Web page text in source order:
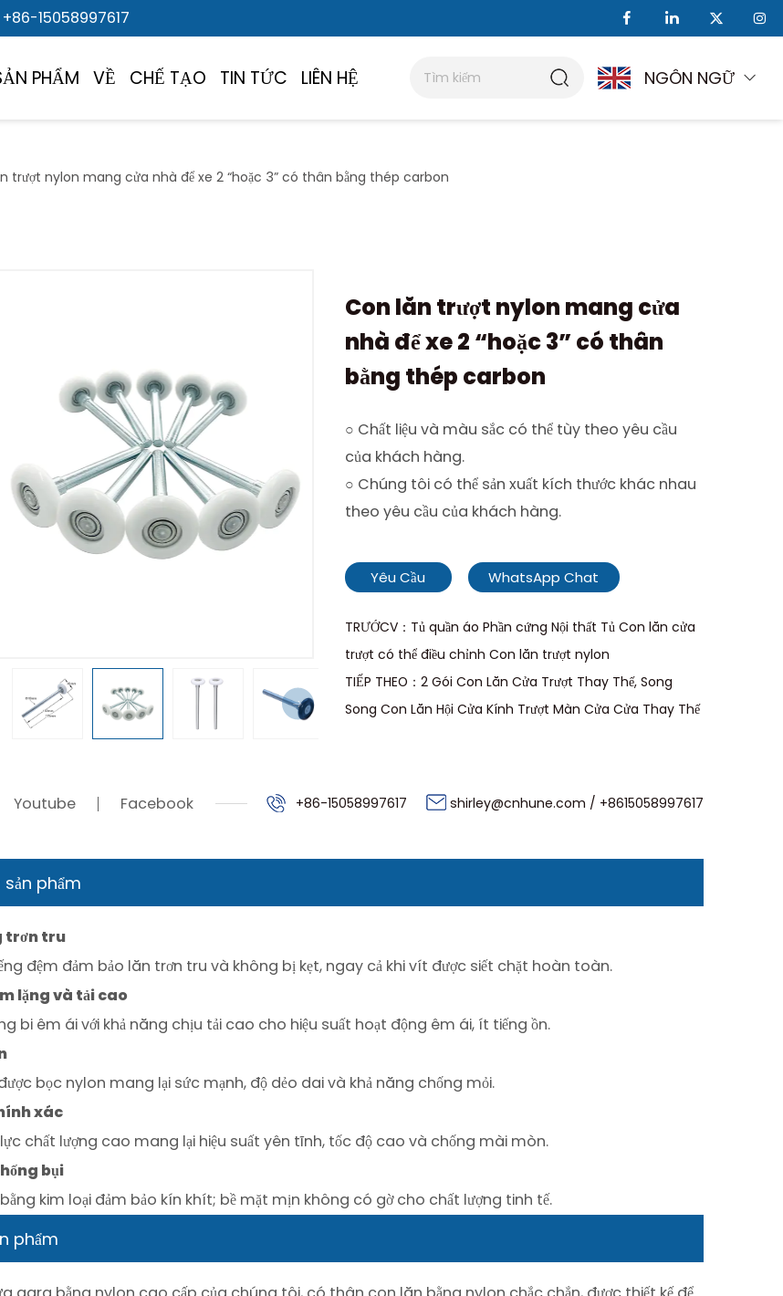
+86-15058997617
PHẨM VỀ CHẾ TẠO TIN TỨC LIÊN HỆ NGÔN NGỮ
trượt nylon mang cửa nhà để xe 2 “hoặc 3” có thân bằng thép carbon
Con lăn trượt nylon mang cửa
nhà để xe 2 “hoặc 3” có thân
bằng thép carbon
○ Chất liệu và màu sắc có thể tùy theo yêu cầu
của khách hàng.
○ Chúng tôi có thể sản xuất kích thước khác nhau
theo yêu cầu của khách hàng.
Yêu Cầu WhatsApp Chat
TRƯỚCV：Tủ quần áo Phần cứng Nội thất Tủ Con lăn cửa
trượt có thể điều chỉnh Con lăn trượt nylon
TIẾP THEO：2 Gói Con Lăn Cửa Trượt Thay Thế, Song
Song Con Lăn Hội Cửa Kính Trượt Màn Cửa Cửa Thay Thế
Youtube Facebook +86-15058997617 shirley@cnhune.com / +8615058997617
phẩm
trơn tru
đệm đảm bảo lăn trơn tru và không bị kẹt, ngay cả khi vít được siết chặt hoàn toàn.
lặng và tải cao
bi êm ái với khả năng chịu tải cao cho hiệu suất hoạt động êm ái, ít tiếng ồn.
bọc nylon mang lại sức mạnh, độ dẻo dai và khả năng chống mỏi.
xác
chất lượng cao mang lại hiệu suất yên tĩnh, tốc độ cao và chống mài mòn.
bụi
kim loại đảm bảo kín khít; bề mặt mịn không có gờ cho chất lượng tinh tế.
phẩm